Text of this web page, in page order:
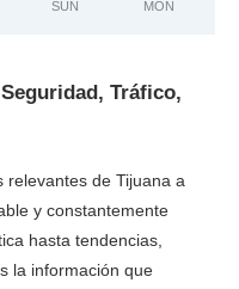
SUN MON
Tráfico,
relevantes de Tijuana a
y constantemente
hasta tendencias,
la información que